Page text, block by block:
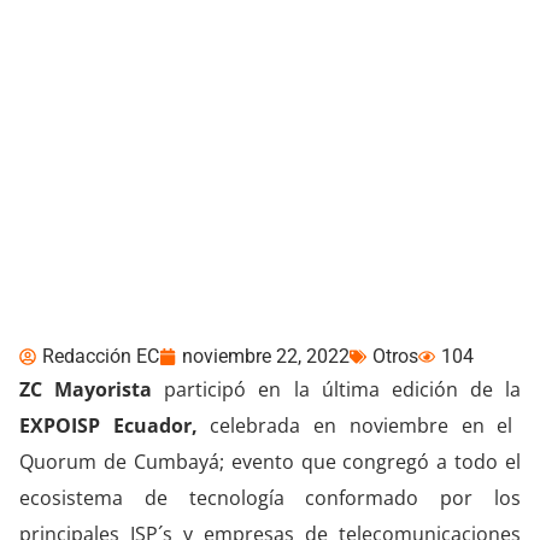
Redacción EC noviembre 22, 2022 Otros 104
ZC Mayorista participó en la última edición de la
EXPOISP Ecuador, celebrada en noviembre en el
Quorum de Cumbayá; evento que congregó a todo el
ecosistema de tecnología conformado por los
principales ISP´s y empresas de telecomunicaciones